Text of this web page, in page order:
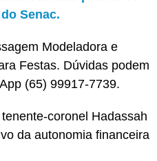
Senac.
Modeladora e
Festas. Dúvidas podem
(65) 99917-7739.
coronel Hadassah
da autonomia financeira